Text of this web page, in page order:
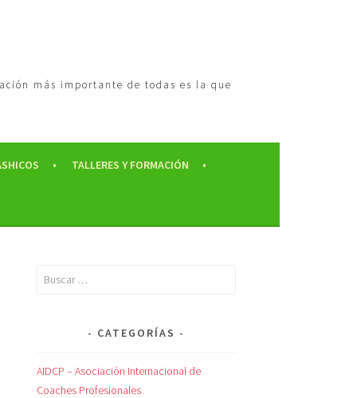
más importante de todas es la que
TALLERES Y FORMACIÓN
CATEGORÍAS
AIDCP – Asociación Internacional de
Coaches Profesionales